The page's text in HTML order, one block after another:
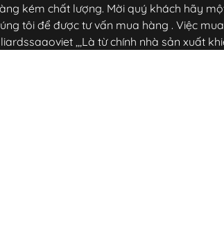
kém chất lượng. Mời quý khách hãy
tôi để được tư vấn mua hàng . Việc
,,,Là từ chính nhà sản xuất